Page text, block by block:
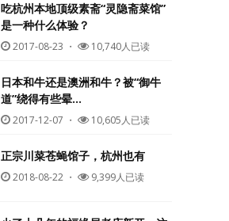
吃杭州本地顶级素斋“灵隐斋菜馆”
是一种什么体验？
2017-08-23 ・ 10,740人已读
日本和牛还是澳洲和牛？被“御牛
道”绕得有些晕…
2017-12-07 ・ 10,605人已读
正宗川菜苍蝇馆子，杭州也有
2018-08-22 ・ 9,399人已读